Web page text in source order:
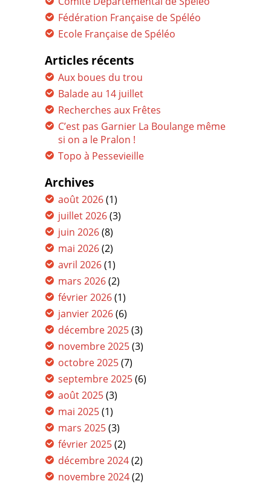
Fédération Française de Spéléo
Ecole Française de Spéléo
Articles récents
Aux boues du trou
Balade au 14 juillet
Recherches aux Frêtes
C’est pas Garnier La Boulange même
si on a le Pralon !
Topo à Pessevieille
Archives
août 2026(1)
juillet 2026(3)
juin 2026(8)
mai 2026(2)
avril 2026(1)
mars 2026(2)
février 2026(1)
janvier 2026(6)
décembre 2025(3)
novembre 2025(3)
octobre 2025(7)
septembre 2025(6)
août 2025(3)
mai 2025(1)
mars 2025(3)
février 2025(2)
décembre 2024(2)
novembre 2024(2)